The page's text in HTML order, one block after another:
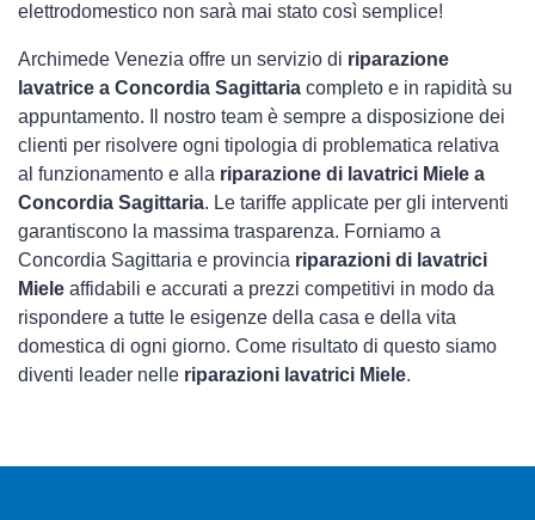
elettrodomestico non sarà mai stato così semplice!
Archimede Venezia offre un servizio di riparazione
lavatrice a Concordia Sagittaria completo e in rapidità su
appuntamento. Il nostro team è sempre a disposizione dei
clienti per risolvere ogni tipologia di problematica relativa
al funzionamento e alla riparazione di lavatrici Miele a
Concordia Sagittaria. Le tariffe applicate per gli interventi
garantiscono la massima trasparenza. Forniamo a
Concordia Sagittaria e provincia riparazioni di lavatrici
Miele affidabili e accurati a prezzi competitivi in modo da
rispondere a tutte le esigenze della casa e della vita
domestica di ogni giorno. Come risultato di questo siamo
diventi leader nelle riparazioni lavatrici Miele.